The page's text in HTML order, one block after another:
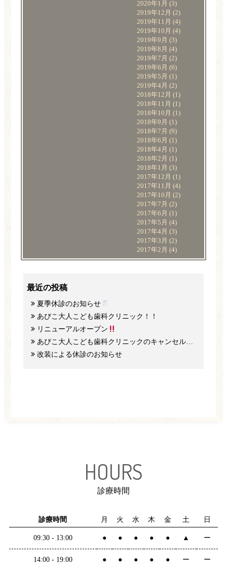
2020年1月 (3)
2019年12月 (2)
2019年11月 (4)
2019年10月 (4)
2019年9月 (3)
2019年8月 (4)
2019年7月 (2)
2019年6月 (6)
2019年5月 (1)
2019年4月 (2)
2018年12月 (1)
2018年11月 (1)
2018年10月 (1)
2018年9月 (1)
2018年7月 (9)
2018年6月 (1)
2018年4月 (1)
2018年2月 (1)
2018年1月 (3)
2017年12月 (1)
2017年11月 (4)
2017年10月 (2)
2017年7月 (2)
2017年6月 (1)
2017年5月 (4)
2017年4月 (3)
2017年3月 (2)
2017年2月 (4)
最近の投稿
夏季休診のお知らせ
あびこ大人こども歯科クリニック！！
リニューアルオープン
あびこ大人こども歯科クリニックのキャンセル料と予約のご協力について
改装による休診のお知らせ
HOURS
診療時間
診療時間 月 火 水 木 金 土 日
09:30 - 13:00 ● ● ● ● ● ▲ ー
14:00 - 19:00 ● ● ● ● ● ー ー